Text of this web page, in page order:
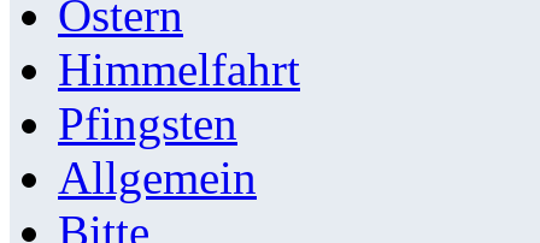
Ostern
Himmelfahrt
Pfingsten
Allgemein
Bitte